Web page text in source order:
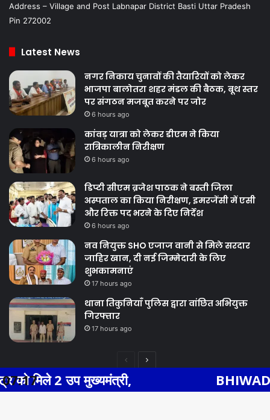
Address – Village and Post Labnapar District Basti Uttar Pradesh
Pin 272002
Latest News
नगर निकाय चुनावों की तैयारियों को लेकर
भाजपा बालोतरा शहर मंडल की बैठक, बूथ स्तर
पर संगठन मजबूत करने पर जोर
6 hours ago
कांवड़ यात्रा को लेकर डीएम ने किया
रात्रिकालीन निरीक्षण
6 hours ago
डिप्टी सीएम ब्रजेश पाठक ने बस्ती जिला
अस्पताल का किया निरीक्षण, इमरजेंसी में एसी
और रिक्त पद भरने के दिए निर्देश
6 hours ago
नव नियुक्त SHO एजाज वानी से मिले सरदार
जाहिर खान, दी नई जिम्मेदारी के लिए
शुभकामनाएं
17 hours ago
थाना तिकुनियाँ पुलिस द्वारा वांछित अभियुक्त
गिरफ्तार
17 hours ago
Previous
page
Next
Facebook Twitter WhatsApp Telegram
BHIWADI NEWS एसएस
07:17